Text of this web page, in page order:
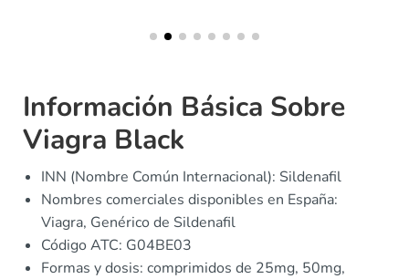
Información Básica Sobre
Viagra Black
INN (Nombre Común Internacional): Sildenafil
Nombres comerciales disponibles en España:
Viagra, Genérico de Sildenafil
Código ATC: G04BE03
Formas y dosis: comprimidos de 25mg, 50mg,